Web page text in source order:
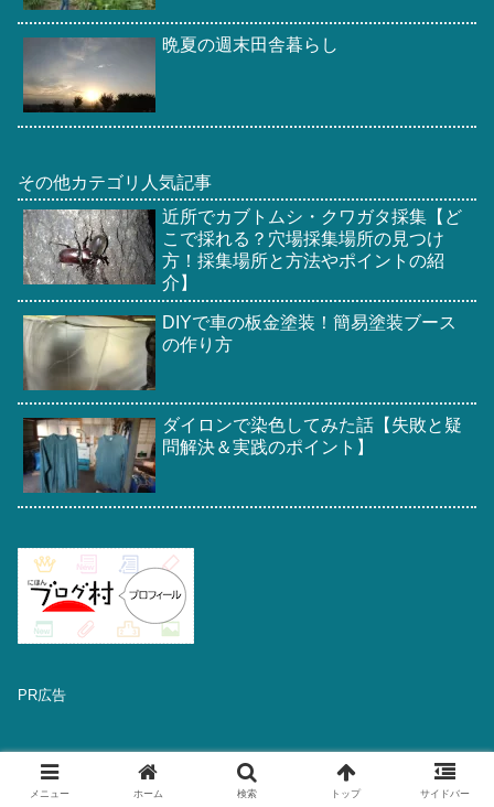
晩夏の週末田舎暮らし
その他カテゴリ人気記事
近所でカブトムシ・クワガタ採集【ど
こで採れる？穴場採集場所の見つけ
方！採集場所と方法やポイントの紹
介】
DIYで車の板金塗装！簡易塗装ブース
の作り方
ダイロンで染色してみた話【失敗と疑
問解決＆実践のポイント】
PR広告
メニュー ホーム 検索 トップ サイドバー